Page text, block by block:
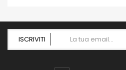
ISCRIVITI